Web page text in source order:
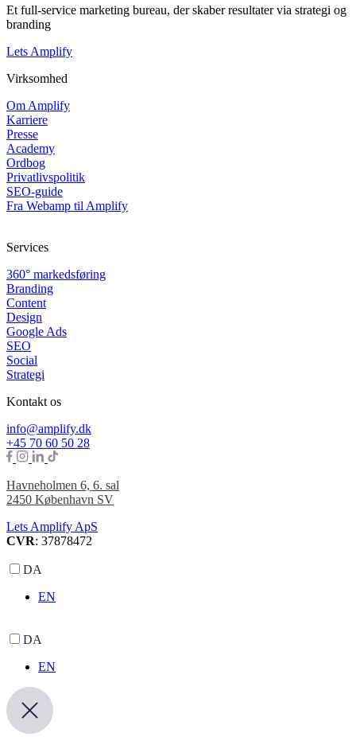
Et full-service marketing bureau, der skaber resultater via strategi og
branding
Lets Amplify
Virksomhed
Om Amplify
Karriere
Presse
Academy
Ordbog
Privatlivspolitik
SEO-guide
Fra Webamp til Amplify
Services
360° markedsføring
Branding
Content
Design
Google Ads
SEO
Social
Strategi
Kontakt os
info@amplify.dk
+45 70 60 50 28
Havneholmen 6, 6. sal
2450 København SV
Lets Amplify ApS
CVR: 37878472
DA
EN
DA
EN